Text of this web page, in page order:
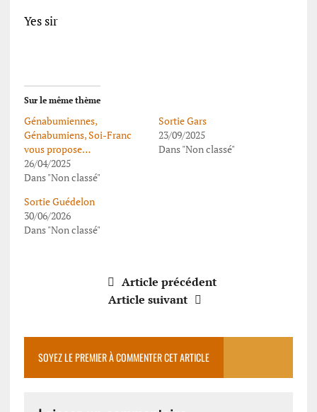
Yes sir
Sur le même thème
Génabumiennes,
Génabumiens, Soi-Franc
vous propose…
26/04/2025
Dans "Non classé"
Sortie Gars
23/09/2025
Dans "Non classé"
Sortie Guédelon
30/06/2026
Dans "Non classé"
Article précédent
Article suivant
SOYEZ LE PREMIER À COMMENTER CET ARTICLE